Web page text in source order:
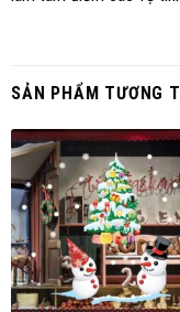
SẢN PHẨM TƯƠNG